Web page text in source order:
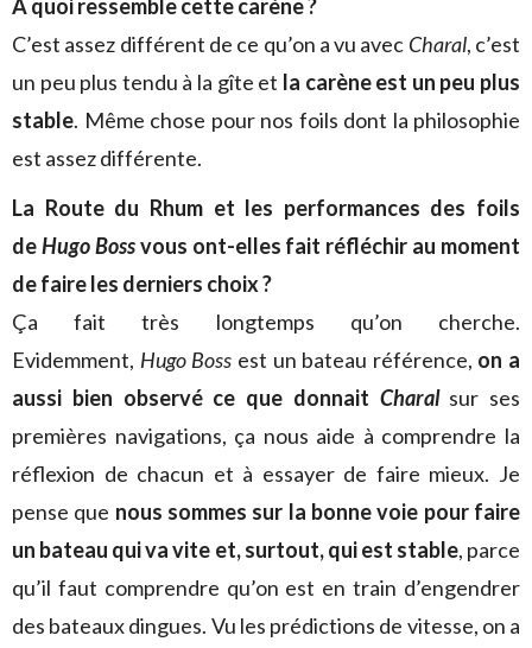
A quoi ressemble cette carène ?
C’est assez différent de ce qu’on a vu avec Charal, c’est
un peu plus tendu à la gîte et la carène est un peu plus
stable. Même chose pour nos foils dont la philosophie
est assez différente.
La Route du Rhum et les performances des foils
deHugo Bossvous ont-elles fait réfléchir au moment
de faire les derniers choix ?
Ça fait très longtemps qu’on cherche.
Evidemment, Hugo Boss est un bateau référence, on a
aussi bien observé ce que donnait Charal sur ses
premières navigations, ça nous aide à comprendre la
réflexion de chacun et à essayer de faire mieux. Je
pense que nous sommes sur la bonne voie pour faire
un bateau qui va vite et, surtout, qui est stable, parce
qu’il faut comprendre qu’on est en train d’engendrer
des bateaux dingues. Vu les prédictions de vitesse, on a